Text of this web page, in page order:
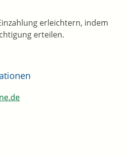
erleichtern, indem
erteilen.